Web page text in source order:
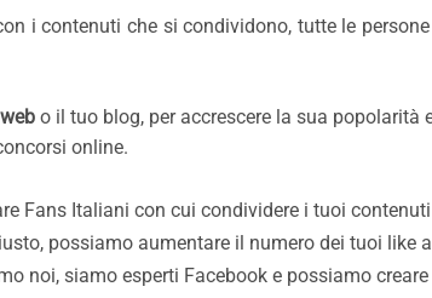
i contenuti che si condividono, tutte le
o il tuo blog, per accrescere la sua
online.
Fans Italiani con cui condividere i tuoi contenuti
possiamo aumentare il numero dei tuoi like
noi, siamo esperti Facebook e possiamo